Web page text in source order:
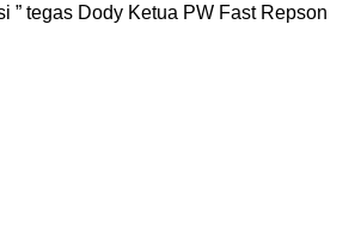
” tegas Dody Ketua PW Fast Repson